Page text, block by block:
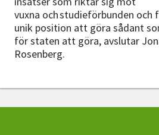
vuxna och studieförbunden och
unik position att göra sådant
för staten att göra, avslutar
Rosenberg.